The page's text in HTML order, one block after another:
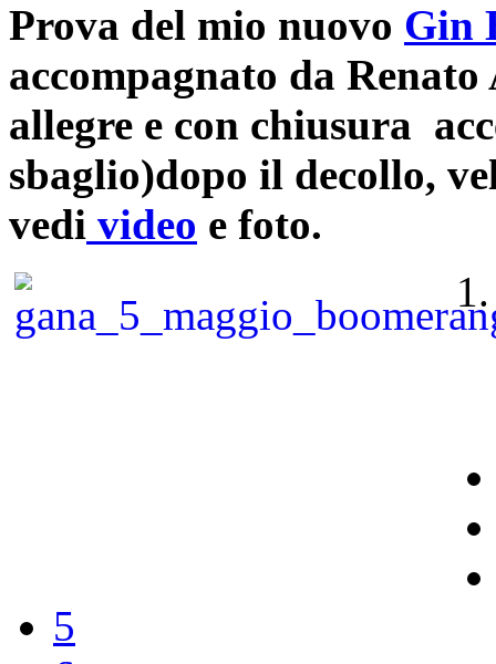
Prova del mio nuovo Gin
accompagnato da
allegre e con chiusura
sbaglio)dopo il decollo,
vedi video e foto.
5